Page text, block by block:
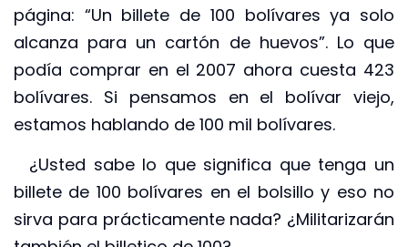
página: “Un billete de 100 bolívares ya solo
alcanza para un cartón de huevos”. Lo que
podía comprar en el 2007 ahora cuesta 423
bolívares. Si pensamos en el bolívar viejo,
estamos hablando de 100 mil bolívares.
¿Usted sabe lo que significa que tenga un
billete de 100 bolívares en el bolsillo y eso no
sirva para prácticamente nada? ¿Militarizarán